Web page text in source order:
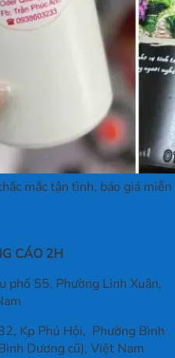
mắc tận tình, báo giá
CÁO 2H
phố 55, Phường Linh Xuân,
Kp Phú Hội, Phường Bình
Dương cũ), Việt Nam